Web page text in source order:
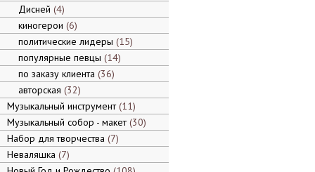
Дисней 4
киногерои 6
политические лидеры 15
популярные певцы 14
по заказу клиента 36
авторская 32
Музыкальный инструмент 11
Музыкальный собор - макет 30
Набор для творчества 7
Неваляшка 7